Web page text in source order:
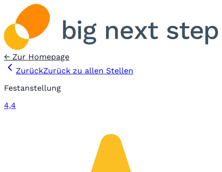
← Zur Homepage
ZurückZurück zu allen Stellen
Festanstellung
4,4